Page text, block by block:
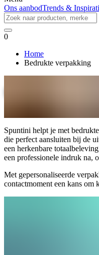
Ons aanbodTrends &
0
Home
Bedrukte verpakking
Spuntini helpt je met
die perfect aansluiten bij de
een herkenbare
een professionele indruk na,
Met gepersonaliseerde
contactmoment een kans om